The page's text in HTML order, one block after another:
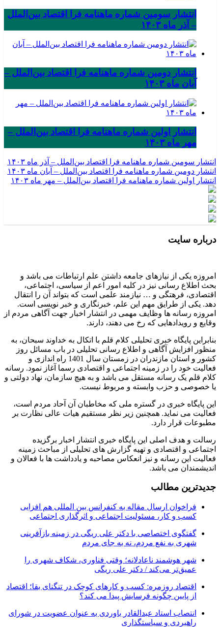
انتشار سومین شماره ماهنامه فرا اقتصاد بین‌الملل
– آذر ماه ۱۴۰۳
انتشار دومین شماره ماهنامه فرا اقتصاد بین‌الملل –
آبان ماه ۱۴۰۳
انتشار اولین شماره ماهنامه فرا اقتصاد بین‌الملل –
مهر ماه ۱۴۰۳
انتشار سومین شماره ماهنامه فرا اقتصاد بین‌الملل – آذر ماه ۱۴۰۳
انتشار دومین شماره ماهنامه فرا اقتصاد بین‌الملل – آبان ماه ۱۴۰۳
انتشار اولین شماره ماهنامه فرا اقتصاد بین‌الملل – مهر ماه ۱۴۰۳
درباره سایت
امروزه یکی از نیازهای جامعه داشتن علم ارتباطات می باشد و
بحث اطلاع رسانی نیز در کلیه امور اعم از سیاسی، اجتماعی،
اقتصادی، فرهتگی و … نیازمند علمی است که بتواند آن را انتقال
دهد. یکی از طرایق مهم این علم، خبرنگاری و خبر نویسی است.
امروزه رسانه ها وظایف مهمی در انتشار اخبار جهت آگاهی مردم از
وقایع و رویدادهایی که رخ می دهند، دارند.
بنابراین پایگاه خبری تحلیلی کلام قلم با اتکال به خداوند سبحان، به
منظور افزایش آگاهی و اطلاع رسانی تحلیلی در باب مسائل روز
کشور و استان مازندران در زمستان سال 1401 راه اندازی و
فعالیت خود را در زمینه اجتماعی و اقتصادی رسما آغاز نمود. رسانه
کلام قلم یک رسانه مستقل می باشد و به هیچ سازمان، نهاد دولتی و
یا خصوصی و حزب وابسته و مربوط نیست.
این پایگاه خبری در گستره ملی که مخاطبان آن آحاد مردم است،
فعالیت می نماید. همچنین زیر نظر مستقیم هیات عالی نظارت بر
مطبوعات قرار دارد.
رسالت و هدف اصلی این پایگاه خبری انتشار اخبار برگزیده
اجتماعی و اقتصادی و تهیه گزارش های تحلیلی از مباحث زمینه
فعالیت این رسانه و نیز انعکاس مصاحبه و یادداشت ها با فعالان و
اندیشمندان می باشد.
جدیدترین مطالب
فراخوان ارسال مقاله به کنفرانس بین المللی هم افزایی
کسب و کار، مسئولیت اجتماعی و اثرگذاری اجتماعی
گفتگوی اختصاصی با دکتر علی ریگی در زمینه بازآفرینی
شهری به نفع مردم، نه به جای مردم
شهر هوشمند ناعادلانه؛ وقتی فناوری، شکاف شهری را
عمیق‌تر می‌کند / دکتر علی ریگی
اقتصاد روزمره: کسب‌ و کارهای کوچک در تنگنای بقا؛ اقتصاد
از پایین چگونه فرسایش پیدا می کند؟
انتصاب استاد عبدالقادر باوردی به عنوان عضویت در شورای
راهبردی و سیاستگذاری